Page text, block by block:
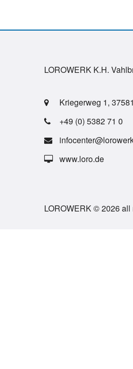
LOROWERK K.H.
Kriegerweg 1,
+49 (0) 5382 71 0
www.loro.de
LOROWERK © 2026 all